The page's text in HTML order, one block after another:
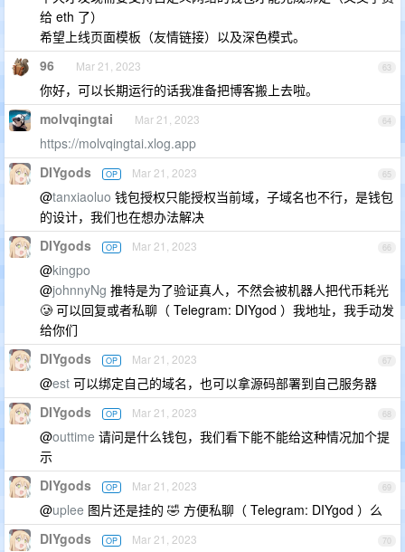
给 eth 了）
希望上线页面模板（友情链接）以及深色模式。
63
96 Mar 21, 2023
你好，可以长期运行的话我准备把博客搬上去啦。
64
molvqingtai Mar 21, 2023
https://molvqingtai.xlog.app
65
DIYgods OP Mar 21, 2023
@tanxiaoluo 钱包授权只能授权当前域，子域名也不行，是钱包
的设计，我们也在想办法解决
66
DIYgods OP Mar 21, 2023
@kingpo
@johnnyNg 推特是为了验证真人，不然会被机器人把代币耗光
🥲 可以回复或者私聊（ Telegram: DIYgod ）我地址，我手动发
给你们
67
DIYgods OP Mar 21, 2023
@est 可以绑定自己的域名，也可以拿源码部署到自己服务器
68
DIYgods OP Mar 21, 2023
@outtime 请问是什么钱包，我们看下能不能给这种情况加个提
示
69
DIYgods OP Mar 21, 2023
@uplee 图片还是挂的 🤣 方便私聊（ Telegram: DIYgod ）么
70
DIYgods OP Mar 21, 2023